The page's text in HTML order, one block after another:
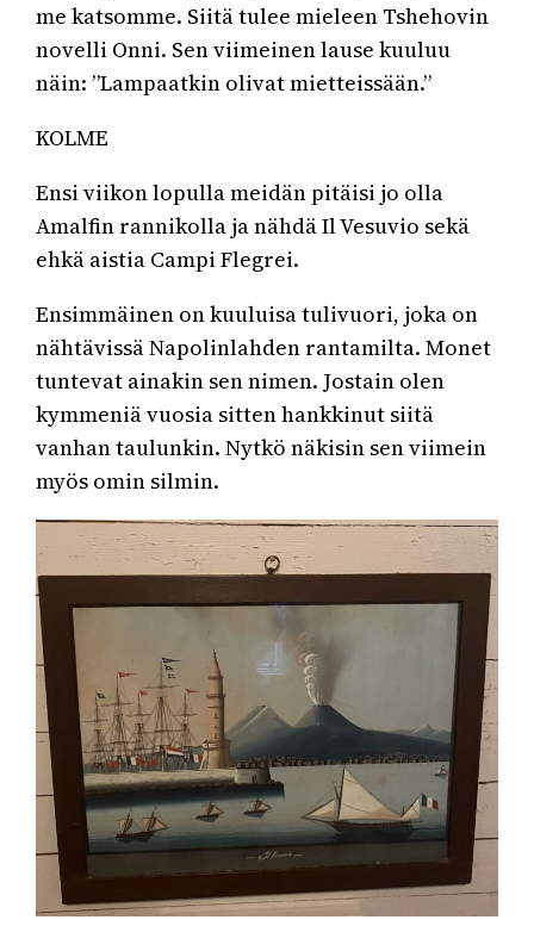
me katsomme. Siitä tulee mieleen Tshehovin
novelli Onni. Sen viimeinen lause kuuluu
näin: ”Lampaatkin olivat mietteissään.”
KOLME
Ensi viikon lopulla meidän pitäisi jo olla
Amalfin rannikolla ja nähdä Il Vesuvio sekä
ehkä aistia Campi Flegrei.
Ensimmäinen on kuuluisa tulivuori, joka on
nähtävissä Napolinlahden rantamilta. Monet
tuntevat ainakin sen nimen. Jostain olen
kymmeniä vuosia sitten hankkinut siitä
vanhan taulunkin. Nytkö näkisin sen viimein
myös omin silmin.